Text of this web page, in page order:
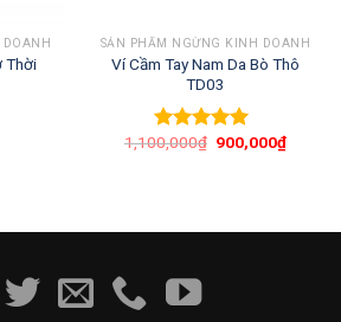
Thời
SẢN PHẨM NGỪNG KINH DOANH
Ví Cầm Tay Nam Da Bò Thô
TD03
Được xếp
1,100,000₫ 900,000₫